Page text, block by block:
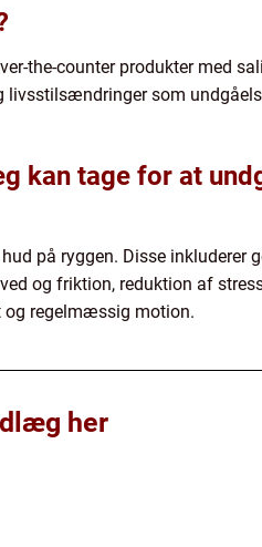
the-counter produkter med
livsstilsændringer som
kan tage for at
på ryggen. Disse inkluderer
og friktion, reduktion af
og regelmæssig motion.
her